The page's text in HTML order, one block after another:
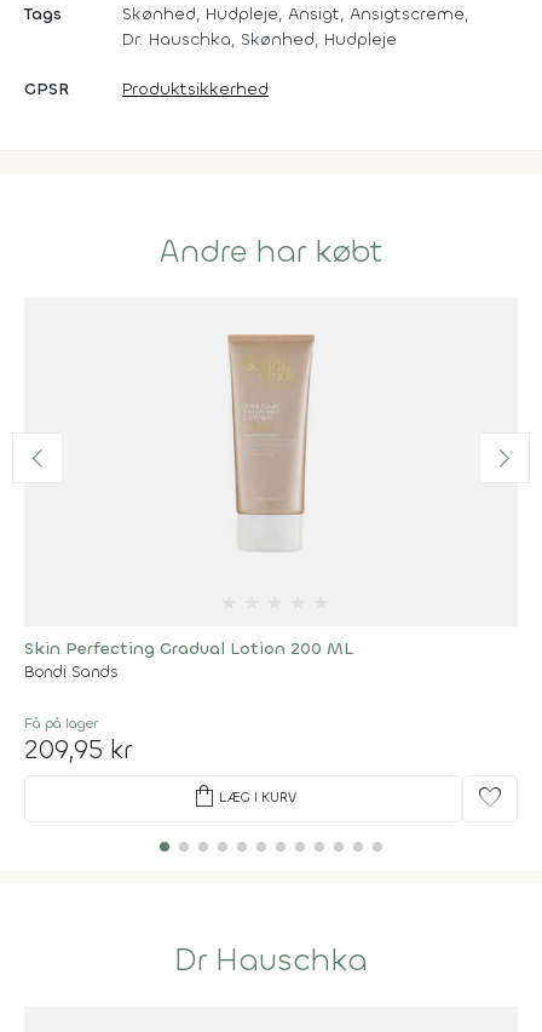
Tags
Skønhed, Hudpleje, Ansigt, Ansigtscreme,
Dr. Hauschka, Skønhed, Hudpleje
GPSR Produktsikkerhed
Andre har købt
Skin Perfecting Gradual Lotion 200 ML
Bondi Sands
Få på lager
209,95 kr
shopping_bag LÆG I KURV favorite
Dr Hauschka